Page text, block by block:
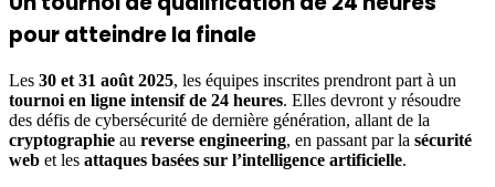
pour atteindre la finale
Les 30 et 31 août 2025, les équipes inscrites prendront part à un
tournoi en ligne intensif de 24 heures. Elles devront y résoudre
des défis de cybersécurité de dernière génération, allant de la
cryptographie au reverse engineering, en passant par la sécurité
web et les attaques basées sur l’intelligence artificielle.